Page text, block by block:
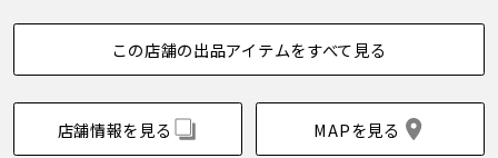
この店舗の出品アイテムをすべて見る
店舗情報を見る MAPを見る